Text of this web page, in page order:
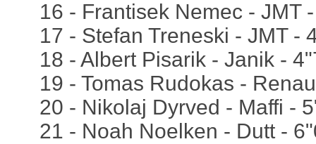
16 - Frantisek Nemec - JMT
17 - Stefan Treneski - JMT -
18 - Albert Pisarik - Janik -
19 - Tomas Rudokas -
20 - Nikolaj Dyrved - Maffi -
21 - Noah Noelken - Dutt -